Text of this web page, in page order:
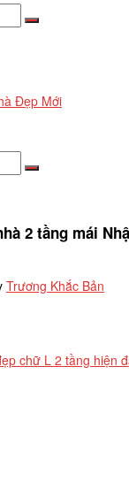
2 tầng mái
Trương Khắc Bản